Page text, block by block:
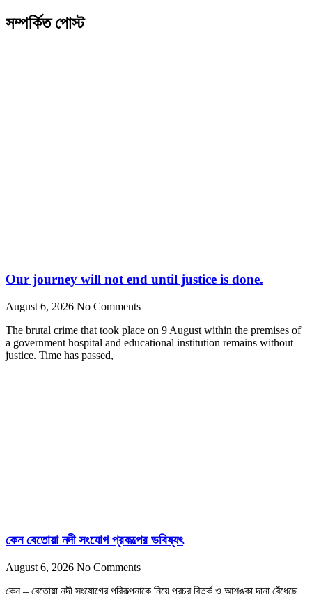
সম্পর্কিত পোস্ট
Our journey will not end until justice is done.
August 6, 2026 No Comments
The brutal crime that took place on 9 August within the premises of
a government hospital and educational institution remains without
justice. Time has passed,
কেন বেতোয়া নদী সংযোগ প্রকল্পের ভবিষ্যৎ
August 6, 2026 No Comments
কেন – বেতোয়া নদী সংযোগের পরিকল্পনাকে নিয়ে প্রচুর বিতর্ক ও আশঙ্কা দানা বেঁধেছে